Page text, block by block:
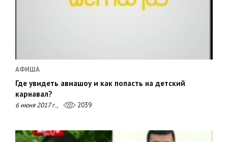
АФИША
Где увидеть авиашоу и как попасть на детский
карнавал?
6 июня 2017 г., 2039